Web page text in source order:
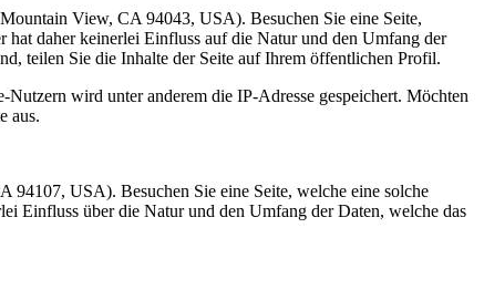
View, CA 94043, USA). Besuchen Sie eine Seite,
hat daher keinerlei Einfluss auf die Natur und den Umfang der
teilen Sie die Inhalte der Seite auf Ihrem öffentlichen Profil.
wird unter anderem die IP-Adresse gespeichert. Möchten
aus.
94107, USA). Besuchen Sie eine Seite, welche eine solche
Einfluss über die Natur und den Umfang der Daten, welche das